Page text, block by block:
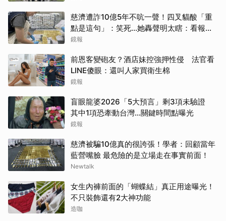
慈濟遭詐10億5年不吭一聲！四叉貓酸「重
點是這句」：笑死...她轟聲明太瞎：看報紙
才知被騙
鏡報
前恩客變砲友？酒店妹控強押性侵 法官看
LINE傻眼：還叫人家買衛生棉
鏡報
盲眼龍婆2026「5大預言」剩3項未驗證
其中1項恐牽動台灣...關鍵時間點曝光
鏡報
慈濟被騙10億真的很誇張！學者：回顧當年
藍營嘴臉 最危險的是立場走在事實前面！
Newtalk
女生內褲前面的「蝴蝶結」真正用途曝光！
不只裝飾還有2大神功能
造咖